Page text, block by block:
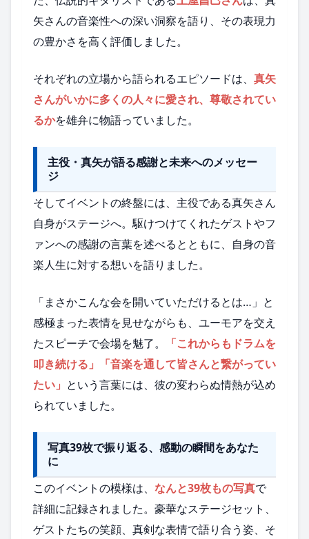
矢さんの音楽性への深い洞察を語り、その表現力
の豊かさを高く評価しました。
それぞれの立場から語られるエピソードは、 真矢
さんがいかに多くの人々に愛され、尊敬されてい
るかを雄弁に物語っていました。
主役・真矢が語る感謝と未来へのメッセー
ジ
そしてイベントの終盤には、主役である真矢さん
自身がステージへ。駆けつけてくれたゲストやフ
ァンへの感謝の言葉を述べるとともに、自身の音
楽人生に対する想いを語りました。
「まさかこんな会を開いていただけるとは…」と
感極まった表情を見せながらも、ユーモアを交え
たスピーチで会場を魅了。
「これからもドラムを
叩き続ける」「音楽を通して皆さんと繋がってい
たい」 という言葉には、彼の変わらぬ情熱が込め
られていました。
写真39枚で振り返る、感動の瞬間をあなた
に
このイベントの模様は、 なんと39枚もの写真で
詳細に記録されました。豪華なステージセット、
ゲストたちの笑顔、真剣な表情で語り合う姿、そ